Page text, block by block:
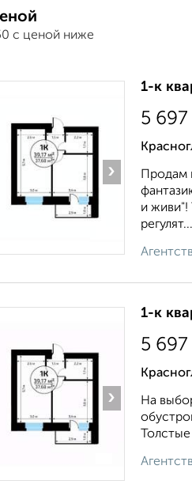
с ценой ниже
›
1-к
5 697
Продам
и живи"!
регулят...
›
1-к
5 697
На